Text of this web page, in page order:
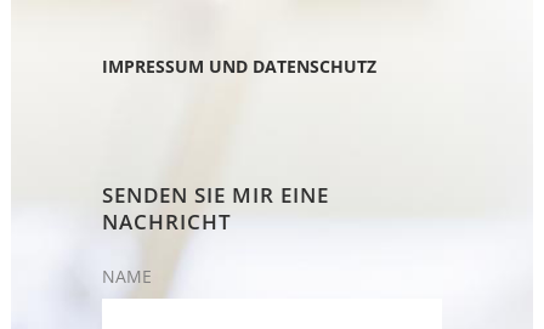
IMPRESSUM UND DATENSCHUTZ
SENDEN SIE MIR EINE
NACHRICHT
NAME